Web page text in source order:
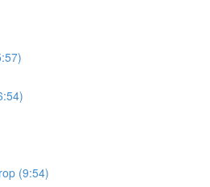
(9:54)